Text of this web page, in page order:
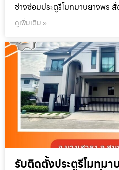
ช่างซ่อมประตูรีโมทมาบยางพร สั่
ดูเพิ่มเติม »
รับติดตั้งประตูรีโมทม